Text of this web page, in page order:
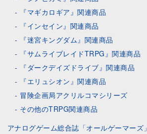
『マギカロギア』関連商品
『インセイン』関連商品
『迷宮キングダム』関連商品
『サムライブレイドTRPG』関連商品
『ダークデイズドライブ』関連商品
『エリュシオン』関連商品
冒険企画局アクリルコマシリーズ
その他のTRPG関連商品
アナログゲーム総合誌「オールゲーマーズ」